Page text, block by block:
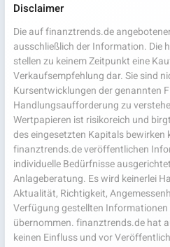
Disclaimer
Die auf finanztrends.de
ausschließlich der Information. Die
stellen zu keinem Zeitpunkt eine
Verkaufsempfehlung dar. Sie sind
Kursentwicklungen der genannten
Handlungsaufforderung zu
Wertpapieren ist risikoreich und
des eingesetzten Kapitals bewirken
finanztrends.de veröffentlichen
individuelle Bedürfnisse
Anlageberatung. Es wird keinerlei
Aktualität, Richtigkeit,
Verfügung gestellten
übernommen. finanztrends.de hat
keinen Einfluss und vor